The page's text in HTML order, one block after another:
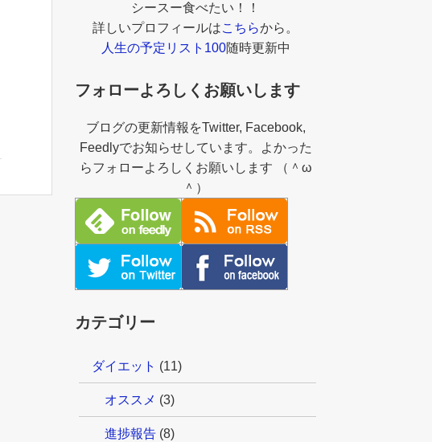
シースー食べたい！！
詳しいプロフィールはこちらから。
人生の予定リスト100随時更新中
フォローよろしくお願いします
ブログの更新情報をTwitter, Facebook,
Feedlyでお知らせしています。よかった
らフォローよろしくお願いします （＾ω
＾）
カテゴリー
ダイエット (11)
オススメ (3)
進捗報告 (8)